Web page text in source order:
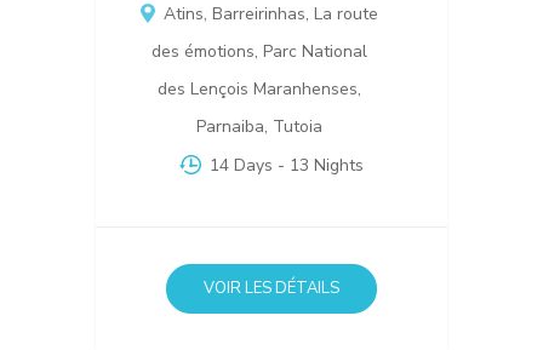
Atins, Barreirinhas, La route
des émotions, Parc National
des Lençois Maranhenses,
Parnaiba, Tutoia
14 Days - 13 Nights
VOIR LES DÉTAILS